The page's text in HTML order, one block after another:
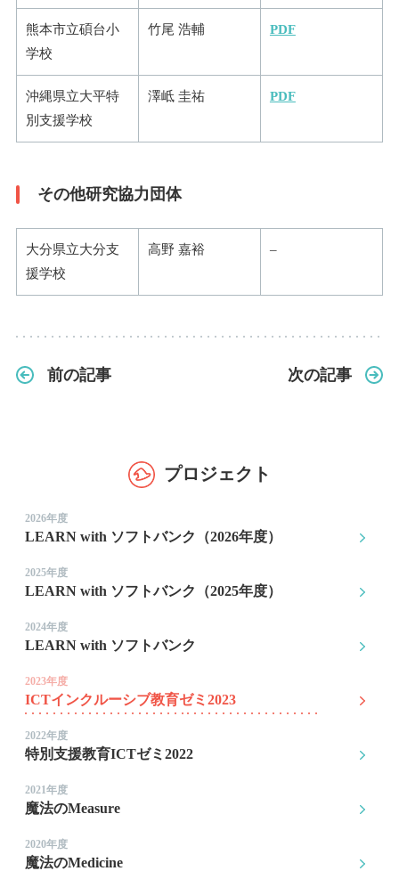
熊本市立碩台小
学校
竹尾 浩輔 PDF
沖縄県立大平特
別支援学校
澤岻 圭祐 PDF
その他研究協力団体
大分県立大分支
援学校
高野 嘉裕 –
前の記事 次の記事
プロジェクト
2026年度
LEARN with ソフトバンク（2026年度）
2025年度
LEARN with ソフトバンク（2025年度）
2024年度
LEARN with ソフトバンク
2023年度
ICTインクルーシブ教育ゼミ2023
2022年度
特別支援教育ICTゼミ2022
2021年度
魔法のMeasure
2020年度
魔法のMedicine